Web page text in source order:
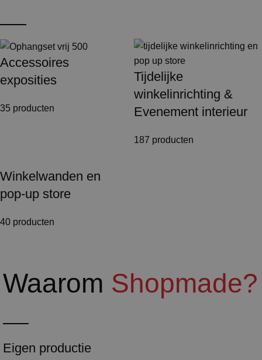
Accessoires
exposities
35 producten
Tijdelijke
winkelinrichting &
Evenement interieur
187 producten
Winkelwanden en
pop-up store
40 producten
Waarom Shopmade?
Eigen productie